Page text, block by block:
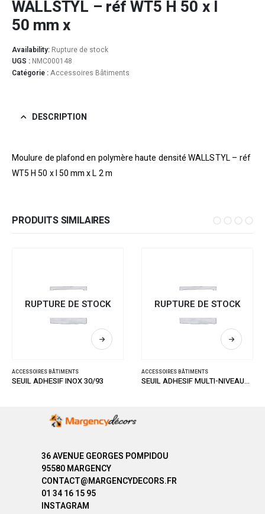
WALLSTYL – réf WT5 H 50 x l
50 mm x
Availability: Rupture de stock
UGS : NMC000148
Catégorie :Accessoires Bâtiments
DESCRIPTION
Moulure de plafond en polymère haute densité WALLSTYL – réf
WT5 H 50 x l 50 mm x L 2 m
PRODUITS SIMILAIRES
RUPTURE DE STOCK
ACCESSOIRES BÂTIMENTS
SEUIL ADHESIF INOX 30/93
RUPTURE DE STOCK
ACCESSOIRES BÂTIMENTS
SEUIL ADHESIF MULTI-NIVEAUX INOX 30/93
36 AVENUE GEORGES POMPIDOU
95580 MARGENCY
CONTACT@MARGENCYDECORS.FR
01 34 16 15 95
INSTAGRAM